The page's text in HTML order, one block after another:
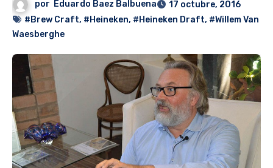
por Eduardo Baez Balbuena
17 octubre, 2016
#Brew Craft, #Heineken, #Heineken Draft, #Willem Van
Waesberghe